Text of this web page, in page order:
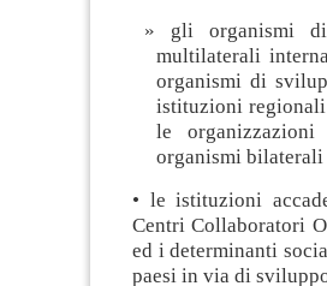
gli organismi
multilaterali
organismi di
istituzioni
le
organismi
• le istituzioni
Centri Collaboratori
ed i determinanti
paesi in via di